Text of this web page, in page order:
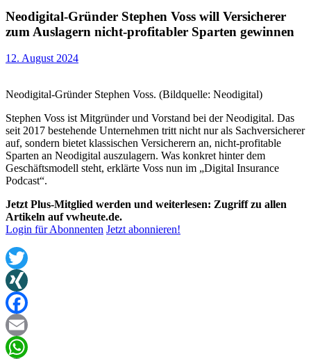
Neodigital-Gründer Stephen Voss will Versicherer
zum Auslagern nicht-profitabler Sparten gewinnen
12. August 2024
Neodigital-Gründer Stephen Voss. (Bildquelle: Neodigital)
Stephen Voss ist Mitgründer und Vorstand bei der Neodigital. Das
seit 2017 bestehende Unternehmen tritt nicht nur als Sachversicherer
auf, sondern bietet klassischen Versicherern an, nicht-profitable
Sparten an Neodigital auszulagern. Was konkret hinter dem
Geschäftsmodell steht, erklärte Voss nun im „Digital Insurance
Podcast“.
Jetzt Plus-Mitglied werden und weiterlesen: Zugriff zu allen
Artikeln auf vwheute.de.
Login für Abonnenten Jetzt abonnieren!
Twitter
XING
Facebook
Email